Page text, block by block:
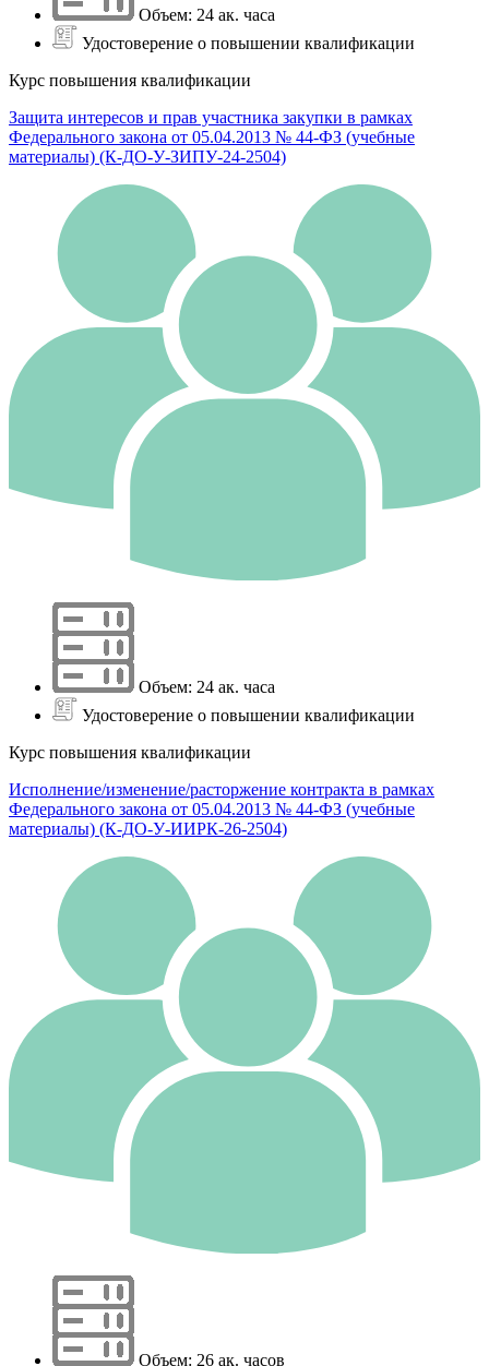
Объем: 24 ак. часа
Удостоверение о повышении квалификации
Курс повышения квалификации
Защита интересов и прав участника закупки в рамках
Федерального закона от 05.04.2013 № 44-ФЗ (учебные
материалы) (К-ДО-У-ЗИПУ-24-2504)
Объем: 24 ак. часа
Удостоверение о повышении квалификации
Курс повышения квалификации
Исполнение/изменение/расторжение контракта в рамках
Федерального закона от 05.04.2013 № 44-ФЗ (учебные
материалы) (К-ДО-У-ИИРК-26-2504)
Объем: 26 ак. часов